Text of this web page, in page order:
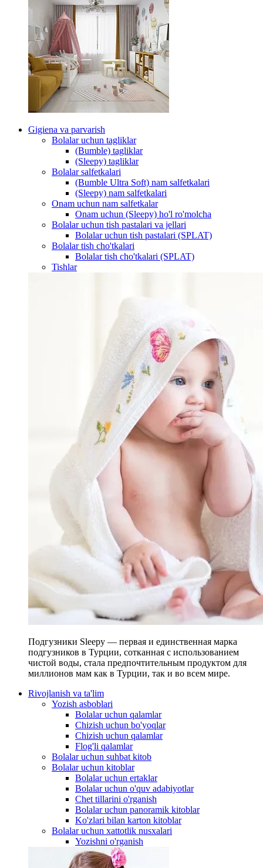
Gigiena va parvarish
Bolalar uchun tagliklar
(Bumble) tagliklar
(Sleepy) tagliklar
Bolalar salfetkalari
(Bumble Ultra Soft) nam salfetkalari
(Sleepy) nam salfetkalari
Onam uchun nam salfetkalar
Onam uchun (Sleepy) ho'l ro'molcha
Bolalar uchun tish pastalari va jellari
Bolalar uchun tish pastalari (SPLAT)
Bolalar tish cho'tkalari
Bolalar tish cho'tkalari (SPLAT)
Tishlar
Подгузники Sleepy — первая и единственная марка
подгузников в Турции, сотканная с использованием
чистой воды, стала предпочтительным продуктом для
миллионов мам как в Турции, так и во всем мире.
Rivojlanish va ta'lim
Yozish asboblari
Bolalar uchun qalamlar
Chizish uchun bo'yoqlar
Chizish uchun qalamlar
Flog'li qalamlar
Bolalar uchun suhbat kitob
Bolalar uchun kitoblar
Bolalar uchun ertaklar
Bolalar uchun o'quv adabiyotlar
Chet tillarini o'rganish
Bolalar uchun panoramik kitoblar
Ko'zlari bilan karton kitoblar
Bolalar uchun xattotlik nusxalari
Yozishni o'rganish